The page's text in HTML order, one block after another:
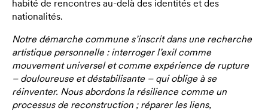
habité de rencontres au-delà des identités et des
nationalités.
Notre démarche commune s’inscrit dans une recherche
artistique personnelle : interroger l’exil comme
mouvement universel et comme expérience de rupture
– douloureuse et déstabilisante – qui oblige à se
réinventer. Nous abordons la résilience comme un
processus de reconstruction ; réparer les liens,